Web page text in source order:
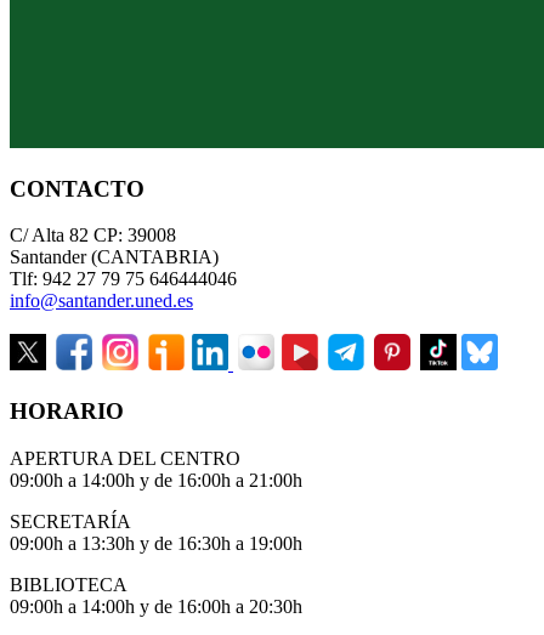
CONTACTO
C/ Alta 82 CP: 39008
Santander (CANTABRIA)
Tlf: 942 27 79 75 646444046
info@santander.uned.es
HORARIO
APERTURA DEL CENTRO
09:00h a 14:00h y de 16:00h a 21:00h
SECRETARÍA
09:00h a 13:30h y de 16:30h a 19:00h
BIBLIOTECA
09:00h a 14:00h y de 16:00h a 20:30h